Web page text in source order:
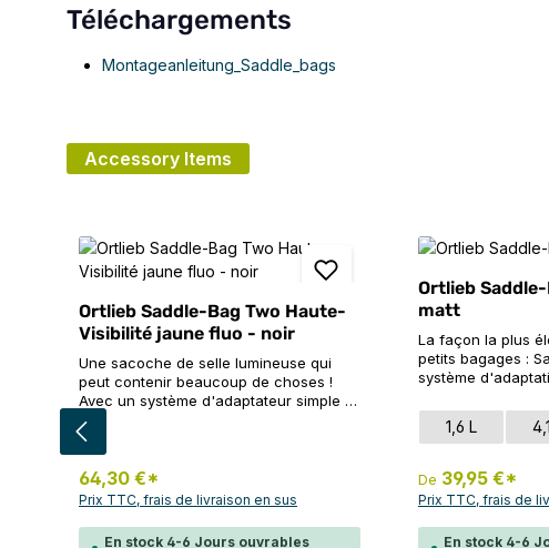
Téléchargements
Montageanleitung_Saddle_bags
Accessory Items
Ortlieb Saddle-Bag Two Haute-
Visibilité jaune fluo - noir
Une sacoche de selle lumineuse qui
peut contenir beaucoup de choses !
Avec un système d'adaptateur simple -
pour une utilisation particulièrement
facile et rapide. Un vrai classique
d'ORTLIEB dans une nouvelle version :
le Saddle-Bag Two High Visibility
étanche est composé d'un tissu
entièrement réfléchissant dans une
combinaison jaune fluo et noir qui attire
64,30 €*
Prix TTC, frais de livraison en sus
En stock 4-6 Jours ouvrables
Ortlieb
matt
La façon la plus
petits bagages :
système
classique
revisitée : cette
à vélo ! Dans la
(idéale pour le
VTT), le Saddle-
permet de ranger
Version
1,6 L
De 39,95 €*
Prix TTC, frais de
En stock 4-6